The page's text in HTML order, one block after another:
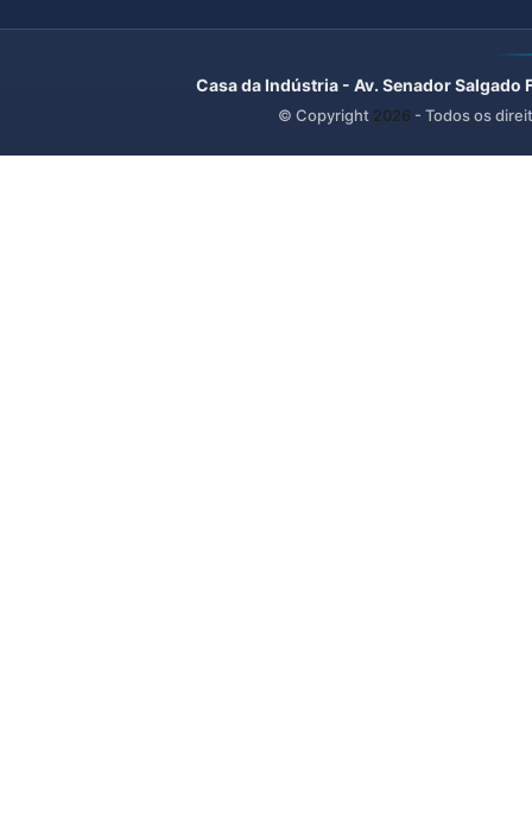
Casa da Indústria - Av. Senador
© Copyright 2026 - Todos os